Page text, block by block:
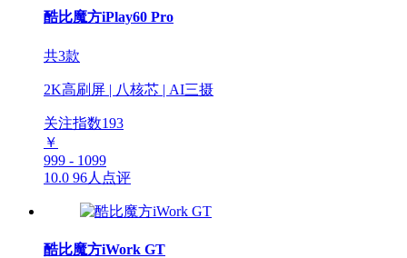
酷比魔方iPlay60 Pro
共3款
2K高刷屏 | 八核芯 | AI三摄
关注指数193
￥
999 - 1099
10.0 96人点评
酷比魔方iWork GT